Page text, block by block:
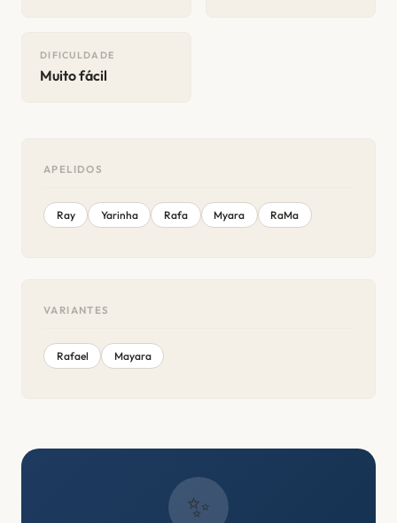
DIFICULDADE
Muito fácil
APELIDOS
Ray Yarinha Rafa Myara RaMa
VARIANTES
Rafael Mayara
✨